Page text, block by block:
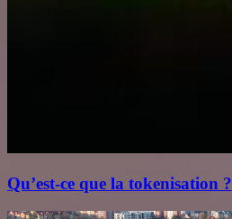
Qu’est‑ce que la tokenisation ?